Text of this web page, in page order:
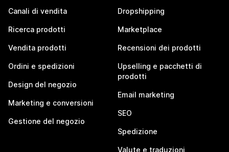
Canali di vendita
Ricerca prodotti
Vendita prodotti
Ordini e spedizioni
Design del negozio
Marketing e conversioni
Gestione del negozio
Dropshipping
Marketplace
Recensioni dei prodotti
Upselling e pacchetti di
prodotti
Email marketing
SEO
Spedizione
Valute e traduzioni